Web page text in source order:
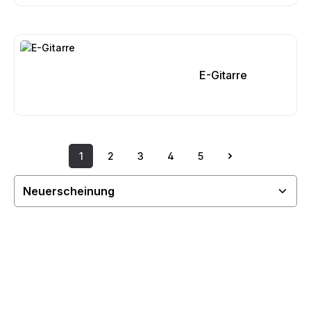
Kategoriegalerie überspringen
E-Gitarre
Seite
1
Seite
2
Seite
3
Seite
4
Seite
5